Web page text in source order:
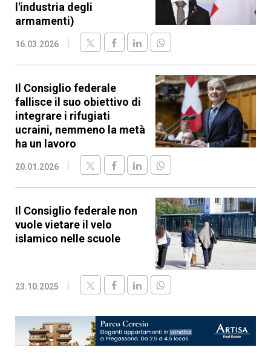
l'industria degli
armamenti)
16.03.2026
Il Consiglio federale
fallisce il suo obiettivo di
integrare i rifugiati
ucraini, nemmeno la metà
ha un lavoro
20.01.2026
Il Consiglio federale non
vuole vietare il velo
islamico nelle scuole
23.10.2025